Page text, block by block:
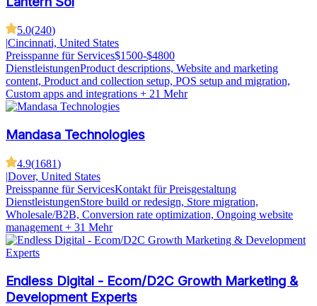
5.0(240)
Cincinnati, United States
Preisspanne für Services$1500-$4800
DienstleistungenProduct descriptions, Website and marketing
content, Product and collection setup, POS setup and migration,
Custom apps and integrations + 21 Mehr
Mandasa Technologies
4.9(1681)
|Dover, United States
Preisspanne für ServicesKontakt für Preisgestaltung
DienstleistungenStore build or redesign, Store migration,
Wholesale/B2B, Conversion rate optimization, Ongoing website
management + 31 Mehr
Endless Digital - Ecom/D2C Growth Marketing &
Development Experts